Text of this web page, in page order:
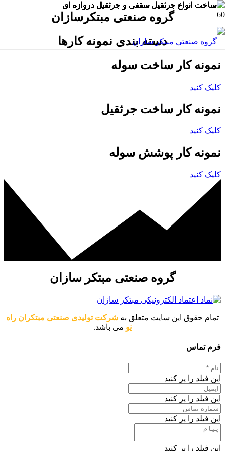
گروه صنعتی مبتکرسازان
دسته بندی نمونه کارها
نمونه کار ساخت سوله
کلیک کنید
نمونه کار ساخت جرثقیل
کلیک کنید
نمونه کار پوشش سوله
کلیک کنید
گروه صنعتی مبتکر سازان
تمام حقوق این سایت متعلق به شرکت تولیدی صنعتی مبتکران راه
نو می باشد.
فرم تماس
این فیلد را پر کنید
این فیلد را پر کنید
این فیلد را پر کنید
این فیلد را پر کنید